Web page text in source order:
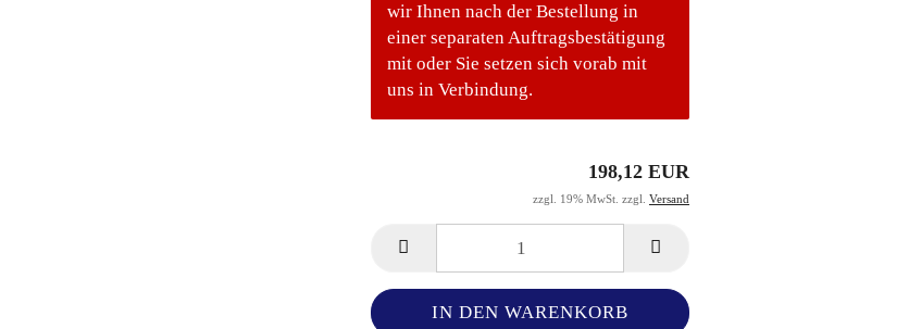
wir Ihnen nach der Bestellung in
einer separaten Auftragsbestätigung
mit oder Sie setzen sich vorab mit
uns in Verbindung.
198,12 EUR
zzgl. 19% MwSt. zzgl. Versand